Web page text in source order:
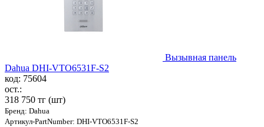
Вызывная панель
Dahua DHI-VTO6531F-S2
код: 75604
ост.:
318 750 тг (шт)
Бренд: Dahua
Артикул-PartNumber: DHI-VTO6531F-S2